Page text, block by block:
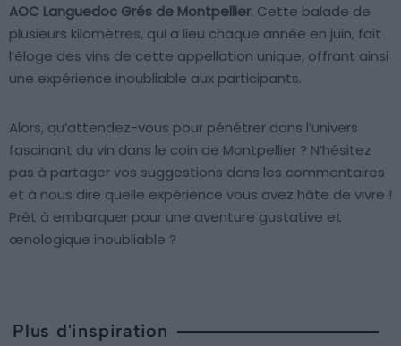
AOC Languedoc Grés de Montpellier. Cette balade de
plusieurs kilomètres, qui a lieu chaque année en juin, fait
l’éloge des vins de cette appellation unique, offrant ainsi
une expérience inoubliable aux participants.
Alors, qu’attendez-vous pour pénétrer dans l’univers
fascinant du vin dans le coin de Montpellier ? N’hésitez
pas à partager vos suggestions dans les commentaires
et à nous dire quelle expérience vous avez hâte de vivre !
Prêt à embarquer pour une aventure gustative et
œnologique inoubliable ?
Plus d'inspiration